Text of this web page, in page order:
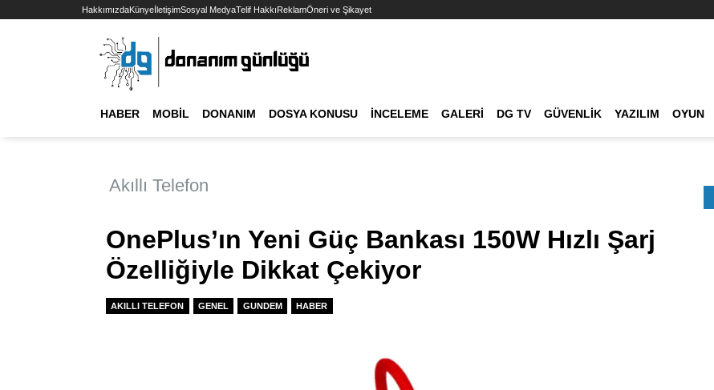
HakkımızdaKünyeİletişimSosyal MedyaTelif HakkıReklamÖneri ve Şikayet
HABER MOBIL DONANIM DOSYA KONUSU İNCELEME GALERI DG TV GÜVENLIK YAZILIM OYUN
Akıllı Telefon
OnePlus’ın Yeni Güç Bankası 150W Hızlı Şarj
Özelliğiyle Dikkat Çekiyor
AKILLI TELEFON GENEL GUNDEM HABER